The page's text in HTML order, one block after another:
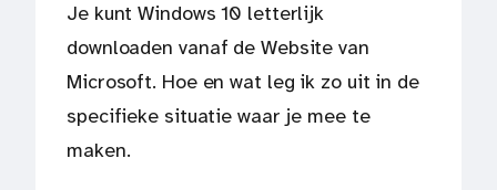
Je kunt Windows 10 letterlijk
downloaden vanaf de Website van
Microsoft. Hoe en wat leg ik zo uit in de
specifieke situatie waar je mee te
maken.